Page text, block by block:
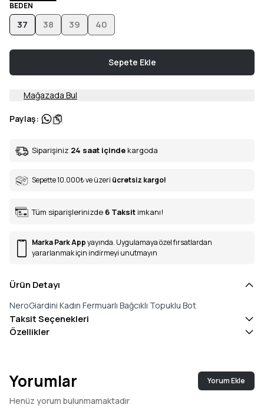
BEDEN
37 38 39 40
Sepete Ekle
Mağazada Bul
Paylaş:
Siparişiniz 24 saat içinde kargoda
Sepette 10.000₺ve üzeri ücretsiz kargo!
Tüm siparişlerinizde 6 Taksit imkanı!
Marka Park Appyayında. Uygulamaya özel fırsatlardan
yararlanmak için indirmeyi unutmayın
Ürün Detayı
NeroGiardini Kadın Fermuarlı Bağcıklı Topuklu Bot
Taksit Seçenekleri
Özellikler
Yorumlar Yorum Ekle
Henüz yorum bulunmamaktadır